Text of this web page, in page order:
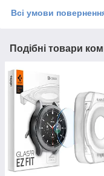
Всі умови
Подібні товари